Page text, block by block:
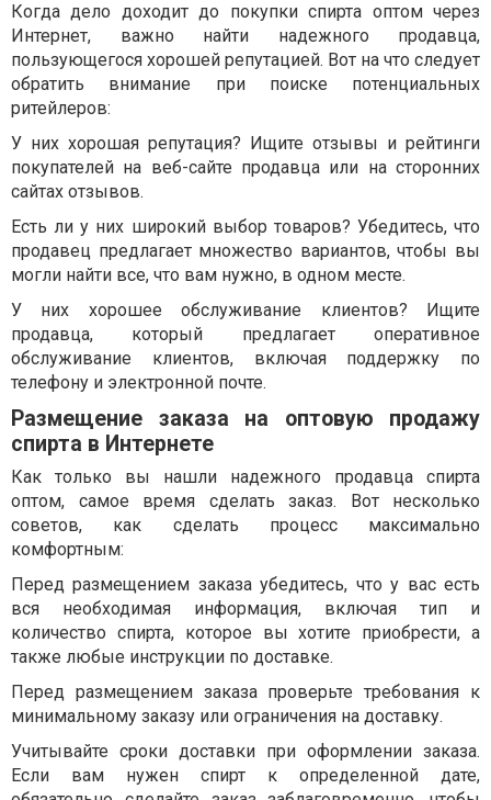
Когда дело доходит до покупки спирта оптом через
Интернет, важно найти надежного продавца,
пользующегося хорошей репутацией. Вот на что следует
обратить внимание при поиске потенциальных
ритейлеров:
У них хорошая репутация? Ищите отзывы и рейтинги
покупателей на веб-сайте продавца или на сторонних
сайтах отзывов.
Есть ли у них широкий выбор товаров? Убедитесь, что
продавец предлагает множество вариантов, чтобы вы
могли найти все, что вам нужно, в одном месте.
У них хорошее обслуживание клиентов? Ищите
продавца, который предлагает оперативное
обслуживание клиентов, включая поддержку по
телефону и электронной почте.
Размещение заказа на оптовую продажу
спирта в Интернете
Как только вы нашли надежного продавца спирта
оптом, самое время сделать заказ. Вот несколько
советов, как сделать процесс максимально
комфортным:
Перед размещением заказа убедитесь, что у вас есть
вся необходимая информация, включая тип и
количество спирта, которое вы хотите приобрести, а
также любые инструкции по доставке.
Перед размещением заказа проверьте требования к
минимальному заказу или ограничения на доставку.
Учитывайте сроки доставки при оформлении заказа.
Если вам нужен спирт к определенной дате,